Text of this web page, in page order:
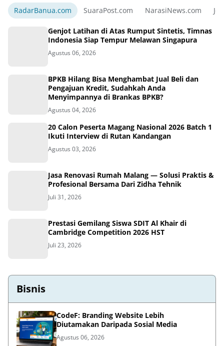
RadarBanua.com SuaraPost.com NarasiNews.com
Genjot Latihan di Atas Rumput Sintetis, Timnas
Indonesia Siap Tempur Melawan Singapura
Agustus 06, 2026
BPKB Hilang Bisa Menghambat Jual Beli dan
Pengajuan Kredit, Sudahkah Anda
Menyimpannya di Brankas BPKB?
Agustus 04, 2026
20 Calon Peserta Magang Nasional 2026 Batch 1
Ikuti Interview di Rutan Kandangan
Agustus 03, 2026
Jasa Renovasi Rumah Malang — Solusi Praktis &
Profesional Bersama Dari Zidha Tehnik
Juli 31, 2026
Prestasi Gemilang Siswa SDIT Al Khair di
Cambridge Competition 2026 HST
Juli 23, 2026
Bisnis
CodeF: Branding Website Lebih
Diutamakan Daripada Sosial Media
Agustus 06, 2026